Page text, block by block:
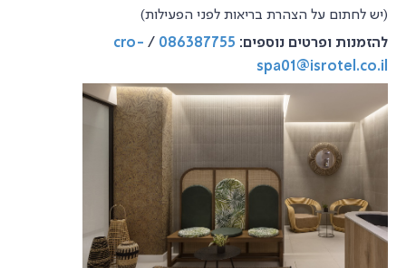
(יש לחתום על הצהרת בריאות לפני הפעילות)
להזמנות ופרטים נוספים: 086387755
/
cro-
spa01@isrotel.co.il